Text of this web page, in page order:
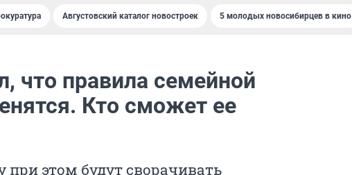
Августовский каталог новостроек 5 молодых новосибирцев в кино
что правила семейной
Кто сможет ее
при этом будут сворачивать